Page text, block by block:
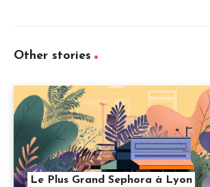
Other stories
Le Plus Grand Sephora à Lyon